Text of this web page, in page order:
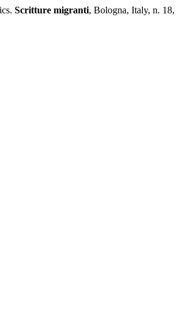
Scritture migranti, Bologna, Italy, n.